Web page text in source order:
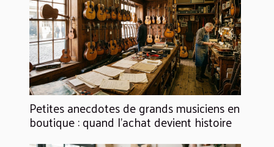
Petites anecdotes de grands musiciens en
boutique : quand l’achat devient histoire